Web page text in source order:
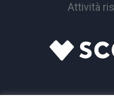
Attività